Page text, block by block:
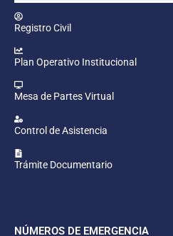
Registro Civil
Plan Operativo Institucional
Mesa de Partes Virtual
Control de Asistencia
Trámite Documentario
NÚMEROS DE EMERGENCIA